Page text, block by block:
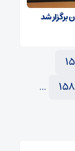
شد
158
…